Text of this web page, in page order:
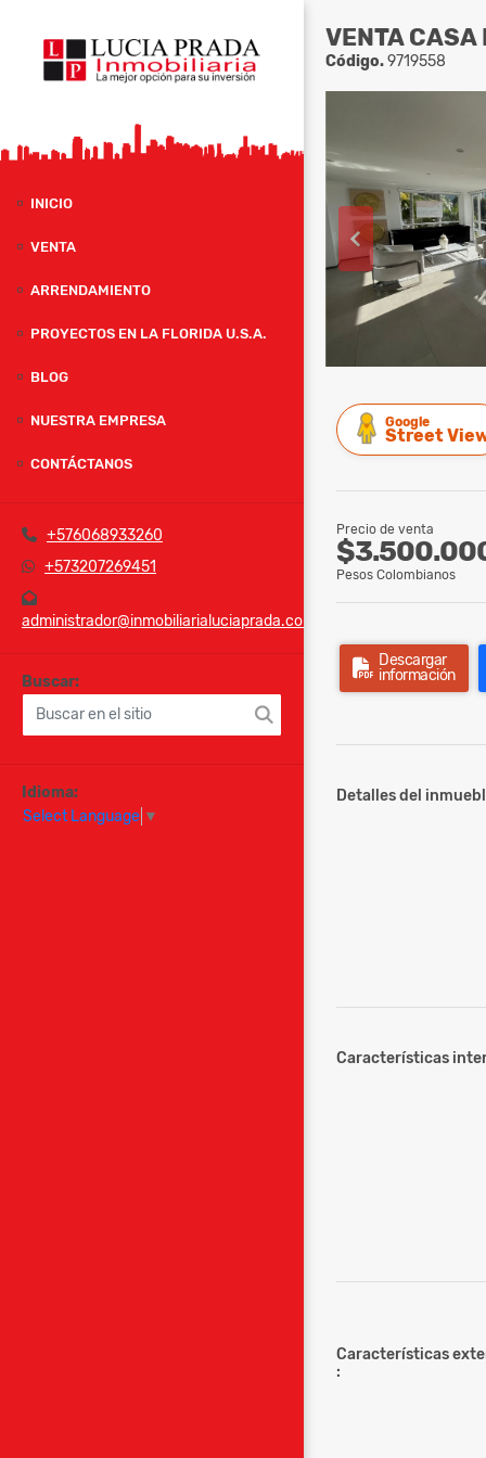
INICIO
VENTA
ARRENDAMIENTO
PROYECTOS EN LA FLORIDA U.S.A.
BLOG
NUESTRA EMPRESA
CONTÁCTANOS
+576068933260
+573207269451
administrador@inmobiliarialuciaprada.com
Buscar:
Idioma:
Select Language ▼
VENTA CASA
Código.9719558
Google
Street
Precio de venta
Pesos Colombianos
Descargar
información
Detalles del
Características
Características
: